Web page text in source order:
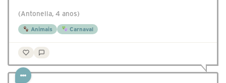
(Antonella, 4 anos)
Animais Carnaval